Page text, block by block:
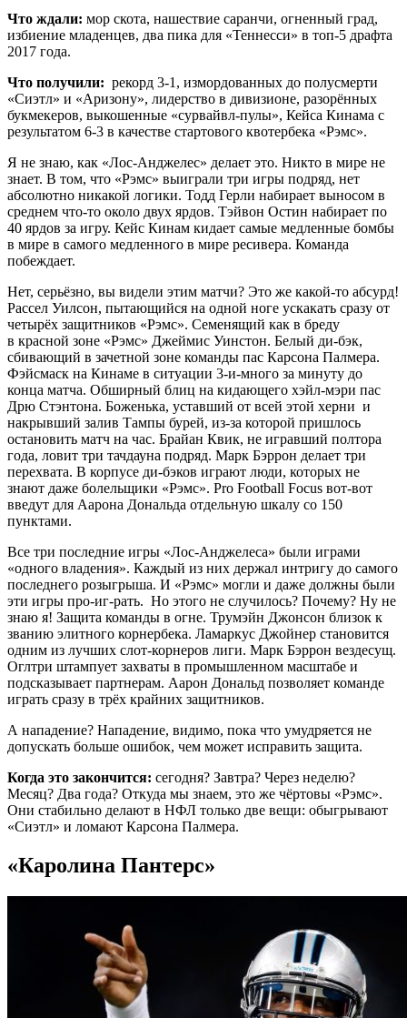
Что ждали: мор скота, нашествие саранчи, огненный град,
избиение младенцев, два пика для «Теннесси» в топ-5 драфта
2017 года.
Что получили: рекорд 3-1, измордованных до полусмерти
«Сиэтл» и «Аризону», лидерство в дивизионе, разорённых
букмекеров, выкошенные «сурвайвл-пулы», Кейса Кинама с
результатом 6-3 в качестве стартового квотербека «Рэмс».
Я не знаю, как «Лос-Анджелес» делает это. Никто в мире не
знает. В том, что «Рэмс» выиграли три игры подряд, нет
абсолютно никакой логики. Тодд Герли набирает выносом в
среднем что-то около двух ярдов. Тэйвон Остин набирает по
40 ярдов за игру. Кейс Кинам кидает самые медленные бомбы
в мире в самого медленного в мире ресивера. Команда
побеждает.
Нет, серьёзно, вы видели этим матчи? Это же какой-то абсурд!
Рассел Уилсон, пытающийся на одной ноге ускакать сразу от
четырёх защитников «Рэмс». Семенящий как в бреду
в красной зоне «Рэмс» Джеймис Уинстон. Белый ди-бэк,
сбивающий в зачетной зоне команды пас Карсона Палмера.
Фэйсмаск на Кинаме в ситуации 3-и-много за минуту до
конца матча. Обширный блиц на кидающего хэйл-мэри пас
Дрю Стэнтона. Боженька, уставший от всей этой херни и
накрывший залив Тампы бурей, из-за которой пришлось
остановить матч на час. Брайан Квик, не игравший полтора
года, ловит три тачдауна подряд. Марк Бэррон делает три
перехвата. В корпусе ди-бэков играют люди, которых не
знают даже болельщики «Рэмс». Pro Football Focus вот-вот
введут для Аарона Дональда отдельную шкалу со 150
пунктами.
Все три последние игры «Лос-Анджелеса» были играми
«одного владения». Каждый из них держал интригу до самого
последнего розыгрыша. И «Рэмс» могли и даже должны были
эти игры про-иг-рать. Но этого не случилось? Почему? Ну не
знаю я! Защита команды в огне. Трумэйн Джонсон близок к
званию элитного корнербека. Ламаркус Джойнер становится
одним из лучших слот-корнеров лиги. Марк Бэррон вездесущ.
Оглтри штампует захваты в промышленном масштабе и
подсказывает партнерам. Аарон Дональд позволяет команде
играть сразу в трёх крайних защитников.
А нападение? Нападение, видимо, пока что умудряется не
допускать больше ошибок, чем может исправить защита.
Когда это закончится: сегодня? Завтра? Через неделю?
Месяц? Два года? Откуда мы знаем, это же чёртовы «Рэмс».
Они стабильно делают в НФЛ только две вещи: обыгрывают
«Сиэтл» и ломают Карсона Палмера.
«Каролина Пантерс»